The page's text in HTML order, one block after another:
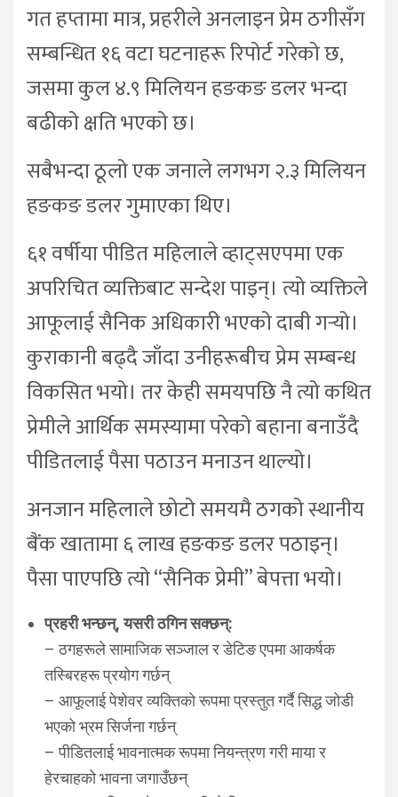
गत हप्तामा मात्र, प्रहरीले अनलाइन प्रेम ठगीसँग
सम्बन्धित १६ वटा घटनाहरू रिपोर्ट गरेको छ,
जसमा कुल ४.९ मिलियन हङकङ डलर भन्दा
बढीको क्षति भएको छ।
सबैभन्दा ठूलो एक जनाले लगभग २.३ मिलियन
हङकङ डलर गुमाएका थिए।
६१ वर्षीया पीडित महिलाले व्हाट्सएपमा एक
अपरिचित व्यक्तिबाट सन्देश पाइन्। त्यो व्यक्तिले
आफूलाई सैनिक अधिकारी भएको दाबी गर्‍यो।
कुराकानी बढ्दै जाँदा उनीहरूबीच प्रेम सम्बन्ध
विकसित भयो। तर केही समयपछि नै त्यो कथित
प्रेमीले आर्थिक समस्यामा परेको बहाना बनाउँदै
पीडितलाई पैसा पठाउन मनाउन थाल्यो।
अनजान महिलाले छोटो समयमै ठगको स्थानीय
बैंक खातामा ६ लाख हङकङ डलर पठाइन्।
पैसा पाएपछि त्यो “सैनिक प्रेमी” बेपत्ता भयो।
प्रहरी भन्छन्, यसरी ठगिन सक्छन्:
– ठगहरूले सामाजिक सञ्जाल र डेटिङ एपमा आकर्षक
तस्बिरहरू प्रयोग गर्छन्
– आफूलाई पेशेवर व्यक्तिको रूपमा प्रस्तुत गर्दै सिद्ध जोडी
भएको भ्रम सिर्जना गर्छन्
– पीडितलाई भावनात्मक रूपमा नियन्त्रण गरी माया र
हेरचाहको भावना जगाउँछन्